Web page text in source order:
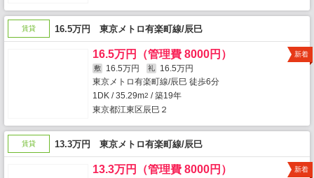
賃貸 16.5万円 東京メトロ有楽町線/辰巳
16.5万円（管理費 8000円）
敷 16.5万円 礼
16.5万円
東京メトロ有楽町線/辰巳 徒歩6分
1DK / 35.29m2 / 築19年
東京都江東区辰巳２
新着
賃貸 13.3万円 東京メトロ有楽町線/辰巳
13.3万円（管理費 8000円） 新着